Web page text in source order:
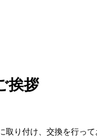
挨拶
り付け、交換を行って